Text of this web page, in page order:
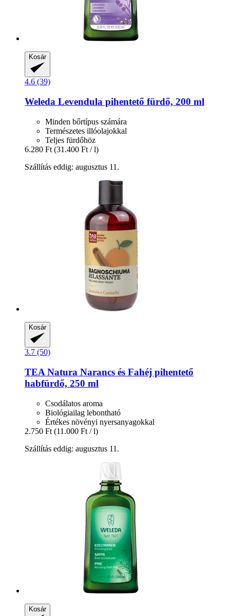
Kosár
4.6 (39)
Weleda Levendula pihentető fürdő, 200 ml
Minden bőrtípus számára
Természetes illóolajokkal
Teljes fürdőhöz
6.280 Ft (31.400 Ft / l)
Szállítás eddig: augusztus 11.
Kosár
3.7 (50)
TEA Natura Narancs és Fahéj pihentető
habfürdő, 250 ml
Csodálatos aroma
Biológiailag lebontható
Értékes növényi nyersanyagokkal
2.750 Ft (11.000 Ft / l)
Szállítás eddig: augusztus 11.
Kosár